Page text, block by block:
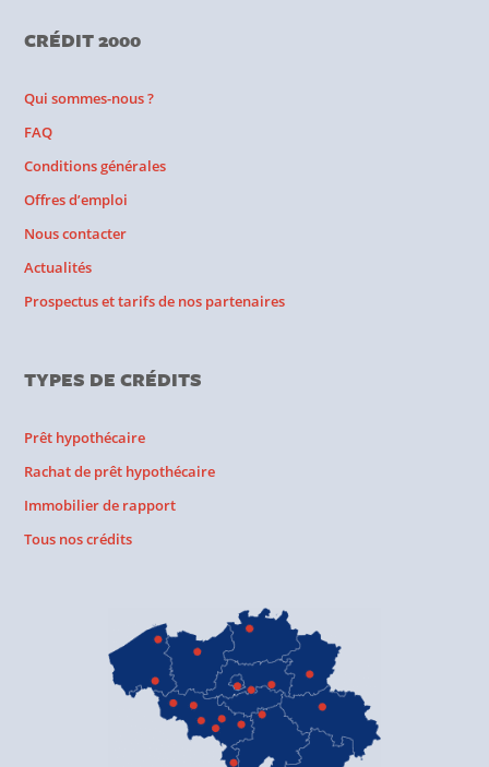
CRÉDIT 2000
Qui sommes-nous ?
FAQ
Conditions générales
Offres d’emploi
Nous contacter
Actualités
Prospectus et tarifs de nos partenaires
TYPES DE CRÉDITS
Prêt hypothécaire
Rachat de prêt hypothécaire
Immobilier de rapport
Tous nos crédits